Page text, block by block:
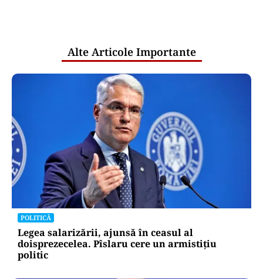
Alte Articole Importante
POLITICĂ
Legea salarizării, ajunsă în ceasul al
doisprezecelea. Pîslaru cere un armistițiu
politic